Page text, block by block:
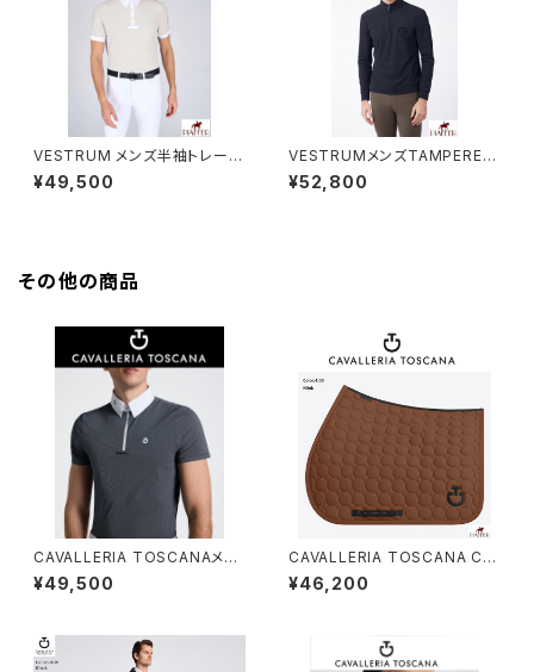
VESTRUM メンズ半袖トレーニ
ングトップス M458360002
¥49,500
VESTRUMメンズTAMPEREト
ップス M659260002
¥52,800
その他の商品
CAVALLERIA TOSCANAメン
¥49,500
CAVALLERIA TOSCANA Cir
cle Quilted ジャンピングサド
ルパッド SOT085JE222
¥46,200